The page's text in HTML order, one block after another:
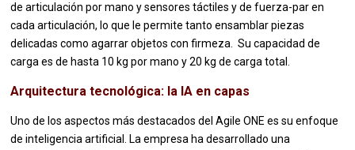
de articulación por mano y sensores táctiles y de fuerza-par en
cada articulación, lo que le permite tanto ensamblar piezas
delicadas como agarrar objetos con firmeza. Su capacidad de
carga es de hasta 10 kg por mano y 20 kg de carga total.
Arquitectura tecnológica: la IA en capas
Uno de los aspectos más destacados del Agile ONE es su enfoque
de inteligencia artificial. La empresa ha desarrollado una